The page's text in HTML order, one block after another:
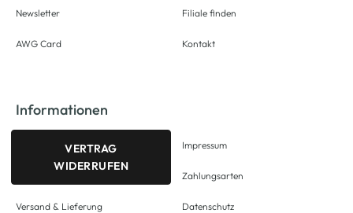
Newsletter
AWG Card
Filiale finden
Kontakt
Informationen
VERTRAG
WIDERRUFEN
Versand & Lieferung
Impressum
Zahlungsarten
Datenschutz